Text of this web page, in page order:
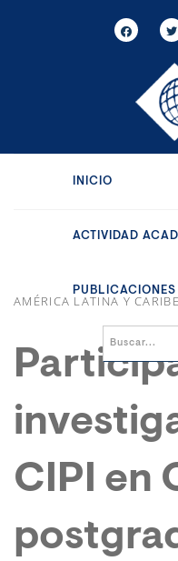
INICIO
ACTIVIDAD
PUBLICACIONES
AMÉRICA LATINA Y CARIBE
CIPI en